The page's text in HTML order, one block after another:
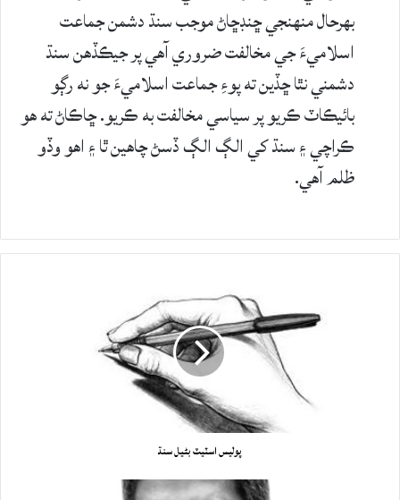
بهرحال منهنجي ڇنڊڇاڻ موجب سنڌ دشمن جماعت
اسلاميءَ جي مخالفت ضروري آھي پر جيڪڏهن سنڌ
دشمني نٿا ڇڏين ته پوءِ جماعت اسلاميءَ جو نه رڳو
بائيڪاٽ ڪريو پر سياسي مخالفت به ڪريو. ڇاڪاڻ ته هو
ڪراچي ۽ سنڌ کي الڳ الڳ ڏسڻ چاهين ٿا ۽ اهو وڏو
ظلم آھي.
پوليس اسٽيٽ بڻيل سنڌ